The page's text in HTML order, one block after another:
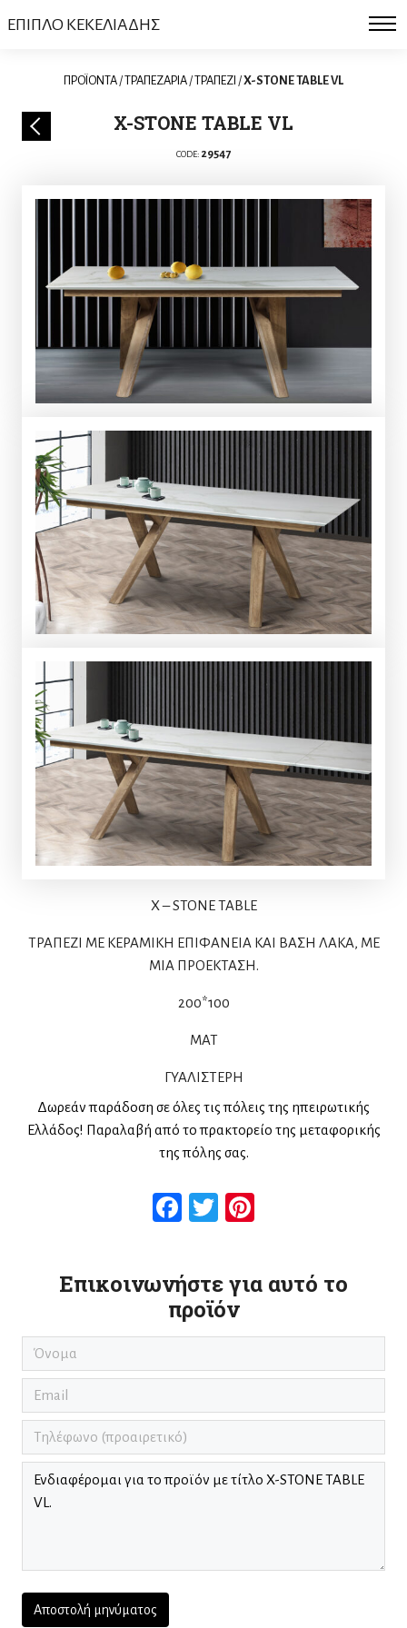
ΕΠΙΠΛΟ ΚΕΚΕΛΙΑΔΗΣ
ΠΡΟΪΟΝΤΑ /ΤΡΑΠΕΖΑΡΙΑ /ΤΡΑΠΕΖΙ /X-STONE TABLE VL
X-STONE TABLE VL
CODE: 29547
X – STONE TABLE
ΤΡΑΠΕΖΙ ΜΕ ΚΕΡΑΜΙΚΗ ΕΠΙΦΑΝΕΙΑ ΚΑΙ ΒΑΣΗ ΛΑΚΑ, ΜΕ
ΜΙΑ ΠΡΟΕΚΤΑΣΗ.
200*100
MAT
ΓΥΑΛΙΣΤΕΡΗ
Δωρεάν παράδοση σε όλες τις πόλεις της ηπειρωτικής
Ελλάδος! Παραλαβή από το πρακτορείο της μεταφορικής
της πόλης σας.
Facebook
Twitter
Επικοινωνήστε για αυτό το
προϊόν